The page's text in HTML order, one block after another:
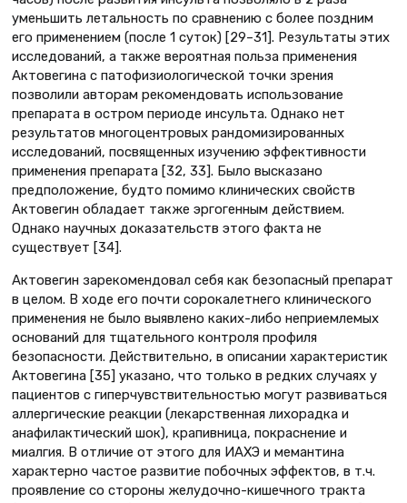
уменьшить летальность по сравнению с более поздним
его применением (после 1 суток) [29–31]. Результаты этих
исследований, а также вероятная польза применения
Актовегина с патофизиологической точки зрения
позволили авторам рекомендовать использование
препарата в остром периоде инсульта. Однако нет
результатов многоцентровых рандомизированных
исследований, посвященных изучению эффективности
применения препарата [32, 33]. Было высказано
предположение, будто помимо клинических свойств
Актовегин обладает также эргогенным действием.
Однако научных доказательств этого факта не
существует [34].
Актовегин зарекомендовал себя как безопасный препарат
в целом. В ходе его почти сорокалетнего клинического
применения не было выявлено каких-либо неприемлемых
оснований для тщательного контроля профиля
безопасности. Действительно, в описании характеристик
Актовегина [35] указано, что только в редких случаях у
пациентов с гиперчувствительностью могут развиваться
аллергические реакции (лекарственная лихорадка и
анафилактический шок), крапивница, покраснение и
миалгия. В отличие от этого для ИАХЭ и мемантина
характерно частое развитие побочных эффектов, в т.ч.
проявление со стороны желудочно-кишечного тракта